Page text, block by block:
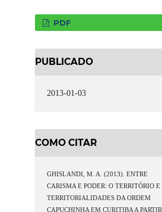
PDF
PUBLICADO
2013-01-03
COMO CITAR
GHISLANDI, M. A. (2013). ENTRE
CARISMA E PODER: O TERRITÓRIO E
TERRITORIALIDADES DA ORDEM
CAPUCHINHA EM CURITIBA A PARTIR